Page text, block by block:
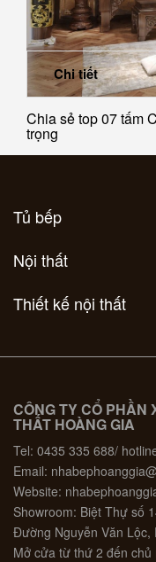
Chia sẻ top 07 tấm
trọng
Chi tiết
Tủ bếp
Nội thất
Thiết kế nội thất
CÔNG TY CỔ PHẦN
THẤT HOÀNG GIA
Tel: 0435 335 688/
Email:
Website:
Showroom: Biệt Thự số
Đường Nguyễn Văn Lộc,
Mở cửa từ thứ 2 đến